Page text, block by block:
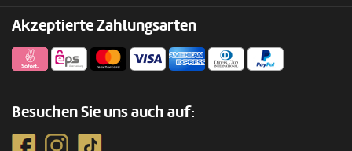
Akzeptierte Zahlungsarten
Besuchen Sie uns auch auf: